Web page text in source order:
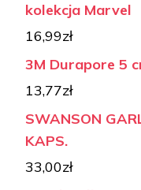
kolekcja Marvel
16,99zł
3M Durapore 5
13,77zł
SWANSON
KAPS.
33,00zł